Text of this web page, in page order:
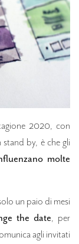
2020, con
by, è che gli
molte
un paio di mesi
the date, per
agli invitati